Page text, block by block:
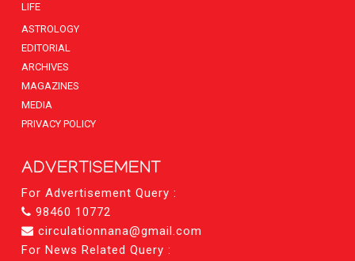
LIFE
ASTROLOGY
EDITORIAL
ARCHIVES
MAGAZINES
MEDIA
PRIVACY POLICY
ADVERTISEMENT
For Advertisement Query :
98460 10772
circulationnana@gmail.com
For News Related Query :